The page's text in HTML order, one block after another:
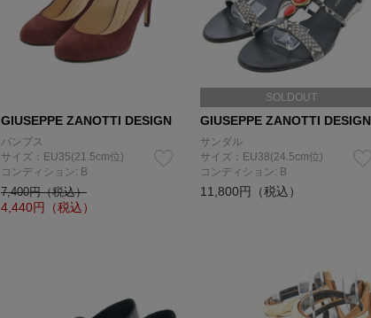
GIUSEPPE ZANOTTI DESIGN
パンプス
サイズ：EU35(21.5cm位)
コンディション: B
7,400円（税込）
4,440円（税込）
SOLDOUT
GIUSEPPE ZANOTTI DESIGN
サンダル
サイズ：EU38(24.5cm位)
コンディション: B
11,800円（税込）